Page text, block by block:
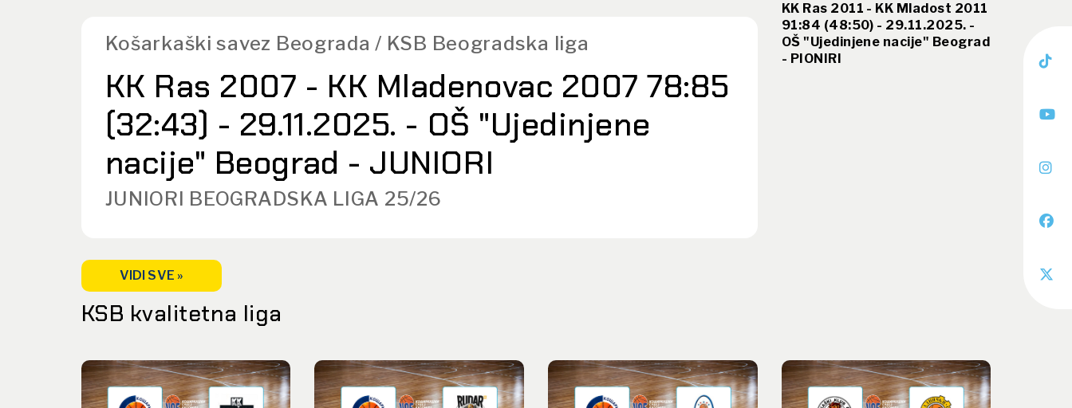
Košarkaški savez Beograda / KSB Beogradska liga
KK Ras 2007 - KK Mladenovac 2007 78:85
(32:43) - 29.11.2025. - OŠ "Ujedinjene
nacije" Beograd - JUNIORI
JUNIORI BEOGRADSKA LIGA 25/26
KK Ras 2011 - KK Mladost 2011
91:84 (48:50) - 29.11.2025. -
OŠ "Ujedinjene nacije" Beograd
- PIONIRI
VIDI SVE »
KSB kvalitetna liga